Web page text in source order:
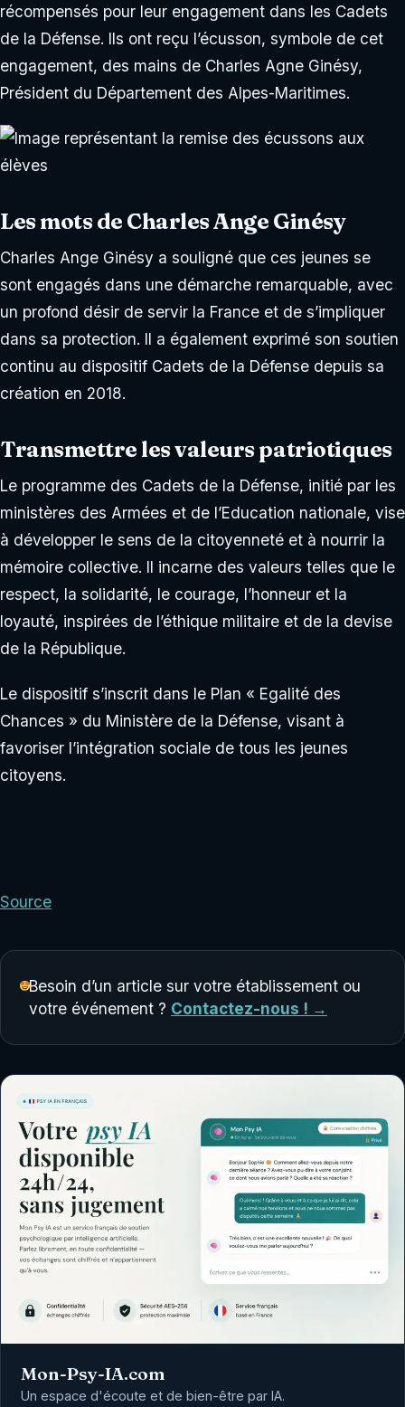
récompensés pour leur engagement dans les Cadets
de la Défense. Ils ont reçu l’écusson, symbole de cet
engagement, des mains de Charles Agne Ginésy,
Président du Département des Alpes-Maritimes.
Les mots de Charles Ange Ginésy
Charles Ange Ginésy a souligné que ces jeunes se
sont engagés dans une démarche remarquable, avec
un profond désir de servir la France et de s’impliquer
dans sa protection. Il a également exprimé son soutien
continu au dispositif Cadets de la Défense depuis sa
création en 2018.
Transmettre les valeurs patriotiques
Le programme des Cadets de la Défense, initié par les
ministères des Armées et de l’Education nationale, vise
à développer le sens de la citoyenneté et à nourrir la
mémoire collective. Il incarne des valeurs telles que le
respect, la solidarité, le courage, l’honneur et la
loyauté, inspirées de l’éthique militaire et de la devise
de la République.
Le dispositif s’inscrit dans le Plan « Egalité des
Chances » du Ministère de la Défense, visant à
favoriser l’intégration sociale de tous les jeunes
citoyens.
Source
Besoin d’un article sur votre établissement ou
votre événement ? Contactez-nous ! →
Mon-Psy-IA.com
Un espace d'écoute et de bien-être par IA.